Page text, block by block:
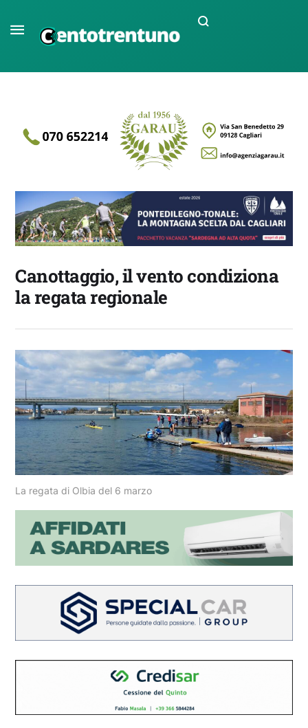
Canottaggio, il vento condiziona
la regata regionale
La regata di Olbia del 6 marzo